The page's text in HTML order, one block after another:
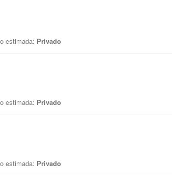
estimada: Privado
estimada: Privado
estimada: Privado